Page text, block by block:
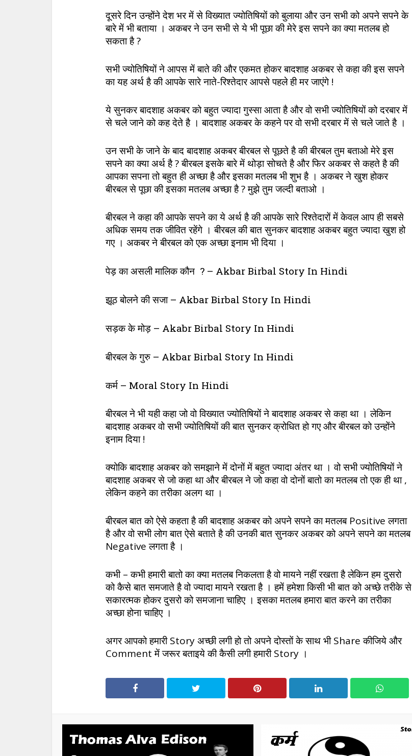
दूसरे दिन उन्होंने देश भर में से विख्यात ज्योतिषियों को बुलाया और उन सभी को अपने सपने के
बारे में भी बताया । अकबर ने उन सभी से ये भी पूछा की मेरे इस सपने का क्या मतलब हो
सकता है ?
सभी ज्योतिषियों ने आपस में बाते की और एकमत होकर बादशाह अकबर से कहा की इस सपने
का यह अर्थ है की आपके सारे नाते-रिश्तेदार आपसे पहले ही मर जाएंगे !
ये सुनकर बादशाह अकबर को बहुत ज्यादा गुस्सा आता है और वो सभी ज्योतिषियों को दरबार में
से चले जाने को कह देते है । बादशाह अकबर के कहने पर वो सभी दरबार में से चले जाते है ।
उन सभी के जाने के बाद बादशाह अकबर बीरबल से पूछते है की बीरबल तुम बताओ मेरे इस
सपने का क्या अर्थ है ? बीरबल इसके बारे में थोड़ा सोचते है और फिर अकबर से कहते है की
आपका सपना तो बहुत ही अच्छा है और इसका मतलब भी शुभ है । अकबर ने खुश होकर
बीरबल से पूछा की इसका मतलब अच्छा है ? मुझे तुम जल्दी बताओ ।
बीरबल ने कहा की आपके सपने का ये अर्थ है की आपके सारे रिश्तेदारों में केवल आप ही सबसे
अधिक समय तक जीवित रहेंगे । बीरबल की बात सुनकर बादशाह अकबर बहुत ज्यादा खुश हो
गए । अकबर ने बीरबल को एक अच्छा इनाम भी दिया ।
पेड़ का असली मालिक कौन ? – Akbar Birbal Story In Hindi
झूठ बोलने की सजा – Akbar Birbal Story In Hindi
सड़क के मोड़ – Akabr Birbal Story In Hindi
बीरबल के गुरु – Akbar Birbal Story In Hindi
कर्म – Moral Story In Hindi
बीरबल ने भी यही कहा जो वो विख्यात ज्योतिषियों ने बादशाह अकबर से कहा था । लेकिन
बादशाह अकबर वो सभी ज्योतिषियों की बात सुनकर क्रोधित हो गए और बीरबल को उन्होंने
इनाम दिया !
क्योकि बादशाह अकबर को समझाने में दोनों में बहुत ज्यादा अंतर था । वो सभी ज्योतिषियों ने
बादशाह अकबर से जो कहा था और बीरबल ने जो कहा वो दोनों बातो का मतलब तो एक ही था ,
लेकिन कहने का तरीका अलग था ।
बीरबल बात को ऐसे कहता है की बादशाह अकबर को अपने सपने का मतलब Positive लगता
है और वो सभी लोग बात ऐसे बताते है की उनकी बात सुनकर अकबर को अपने सपने का मतलब
Negative लगता है ।
कभी – कभी हमारी बातो का क्या मतलब निकलता है वो मायने नहीं रखता है लेकिन हम दुसरो
को कैसे बात समजाते है वो ज्यादा मायने रखता है । हमें हमेशा किसी भी बात को अच्छे तरीके से
सकारत्मक होकर दुसरो को समजाना चाहिए । इसका मतलब हमारा बात करने का तरीका
अच्छा होना चाहिए ।
अगर आपको हमारी Story अच्छी लगी हो तो अपने दोस्तों के साथ भी Share कीजिये और
Comment में जरूर बताइये की कैसी लगी हमारी Story ।